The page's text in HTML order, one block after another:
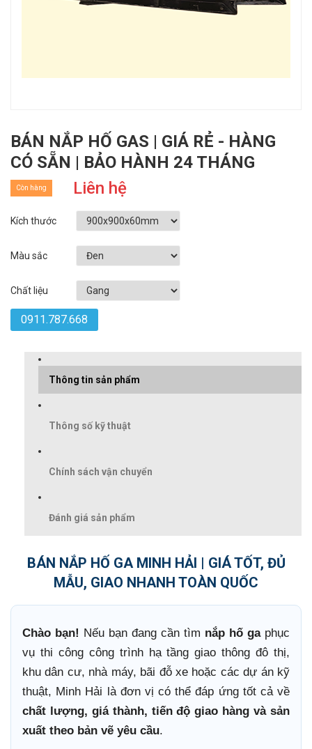
BÁN NẮP HỐ GAS | GIÁ RẺ - HÀNG
CÓ SẴN | BẢO HÀNH 24 THÁNG
Liên hệ
Còn hàng
Kích thước
Màu sắc
Chất liệu
0911.787.668
Thông tin sản phẩm
Thông số kỹ thuật
Chính sách vận chuyển
Đánh giá sản phẩm
BÁN NẮP HỐ GA MINH HẢI | GIÁ TỐT, ĐỦ
MẪU, GIAO NHANH TOÀN QUỐC
Chào bạn! Nếu bạn đang cần tìm nắp hố gaphục
vụ thi công công trình hạ tầng giao thông đô thị,
khu dân cư, nhà máy, bãi đỗ xe hoặc các dự án kỹ
thuật, Minh Hải là đơn vị có thể đáp ứng tốt cả về
chất lượng, giá thành, tiến độ giao hàng và sản
xuất theo bản vẽ yêu cầu.